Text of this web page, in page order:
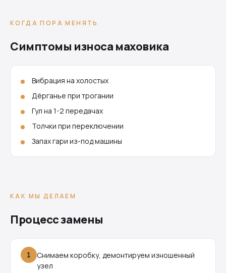
КОГДА ПОРА МЕНЯТЬ
Симптомы износа маховика
Вибрация на холостых
Дёрганье при трогании
Гул на 1-2 передачах
Толчки при переключении
Запах гари из-под машины
КАК МЫ ДЕЛАЕМ
Процесс замены
1
Снимаем коробку, демонтируем изношенный
узел